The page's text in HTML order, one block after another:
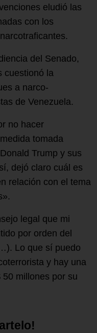
eludió las
con los
del Senado,
cuestionó la
a narco-
de Venezuela.
no hacer
tomada
Trump y sus
dejó claro cuál es
relación con el tema
legal que mi
por orden del
Lo que sí puedo
y hay una
millones por su
artelo!